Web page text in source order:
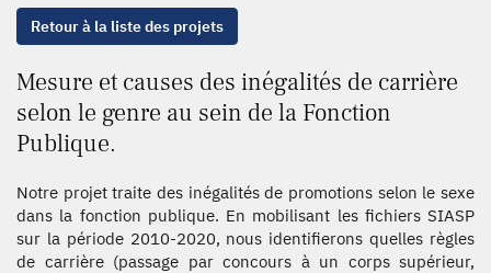
Retour à la liste des projets
Mesure et causes des inégalités de carrière
selon le genre au sein de la Fonction
Publique.
Notre projet traite des inégalités de promotions selon le sexe
dans la fonction publique. En mobilisant les fichiers SIASP
sur la période 2010-2020, nous identifierons quelles règles
de carrière (passage par concours à un corps supérieur,